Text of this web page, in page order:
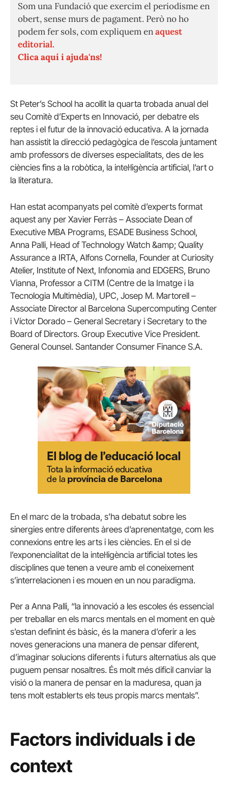
Som una Fundació que exercim el periodisme en
obert, sense murs de pagament. Però no ho
podem fer sols, com expliquem enaquest
editorial.
Clica aquí i ajuda'ns!
St Peter’s School ha acollit la quarta trobada anual del
seu Comitè d’Experts en Innovació, per debatre els
reptes i el futur de la innovació educativa. A la jornada
han assistit la direcció pedagògica de l’escola juntament
amb professors de diverses especialitats, des de les
ciències fins a la robòtica, la intel·ligència artificial, l’art o
la literatura.
Han estat acompanyats pel comitè d’experts format
aquest any per Xavier Ferràs – Associate Dean of
Executive MBA Programs, ESADE Business School,
Anna Palli, Head of Technology Watch &amp; Quality
Assurance a IRTA, Alfons Cornella, Founder at Curiosity
Atelier, Institute of Next, Infonomia and EDGERS, Bruno
Vianna, Professor a CITM (Centre de la Imatge i la
Tecnologia Multimèdia), UPC, Josep M. Martorell –
Associate Director al Barcelona Supercomputing Center
i Víctor Dorado – General Secretary i Secretary to the
Board of Directors. Group Executive Vice President.
General Counsel. Santander Consumer Finance S.A.
En el marc de la trobada, s’ha debatut sobre les
sinergies entre diferents àrees d’aprenentatge, com les
connexions entre les arts i les ciències. En el si de
l’exponencialitat de la intel·ligència artificial totes les
disciplines que tenen a veure amb el coneixement
s’interrelacionen i es mouen en un nou paradigma.
Per a Anna Palli, “la innovació a les escoles és essencial
per treballar en els marcs mentals en el moment en què
s’estan definint és bàsic, és la manera d’oferir a les
noves generacions una manera de pensar diferent,
d’imaginar solucions diferents i futurs alternatius als que
puguem pensar nosaltres. És molt més difícil canviar la
visió o la manera de pensar en la maduresa, quan ja
tens molt establerts els teus propis marcs mentals”.
Factors individuals i de
context